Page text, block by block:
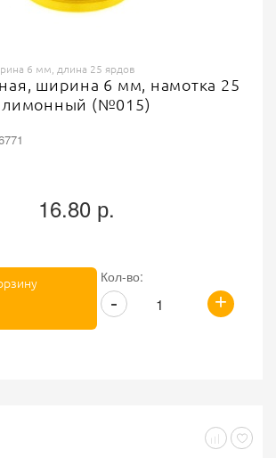
6 мм, длина 25 ярдов
ширина 6 мм, намотка 25
лимонный (№015)
16.80 р.
Кол-во:
+
-